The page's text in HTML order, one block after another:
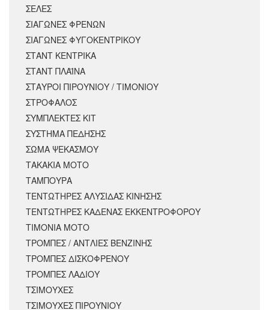
ΣΕΛΕΣ
ΣΙΑΓΩΝΕΣ ΦΡΕΝΩΝ
ΣΙΑΓΩΝΕΣ ΦΥΓΟΚΕΝΤΡΙΚΟΥ
ΣΤΑΝΤ ΚΕΝΤΡΙΚΑ
ΣΤΑΝΤ ΠΛΑΪΝΑ
ΣΤΑΥΡΟΙ ΠΙΡΟΥΝΙΟΥ / ΤΙΜΟΝΙΟΥ
ΣΤΡΟΦΑΛΟΣ
ΣΥΜΠΛΕΚΤΕΣ ΚΙΤ
ΣΥΣΤΗΜΑ ΠΕΔΗΣΗΣ
ΣΩΜΑ ΨΕΚΑΣΜΟΥ
ΤΑΚΑΚΙΑ ΜΟΤΟ
ΤΑΜΠΟΥΡΑ
ΤΕΝΤΩΤΗΡΕΣ ΑΛΥΣΙΔΑΣ ΚΙΝΗΣΗΣ
ΤΕΝΤΩΤΗΡΕΣ ΚΑΔΕΝΑΣ ΕΚΚΕΝΤΡΟΦΟΡΟΥ
ΤΙΜΟΝΙΑ ΜΟΤΟ
ΤΡΟΜΠΕΣ / ΑΝΤΛΙΕΣ ΒΕΝΖΙΝΗΣ
ΤΡΟΜΠΕΣ ΔΙΣΚΟΦΡΕΝΟΥ
ΤΡΟΜΠΕΣ ΛΑΔΙΟΥ
ΤΣΙΜΟΥΧΕΣ
ΤΣΙΜΟΥΧΕΣ ΠΙΡΟΥΝΙΟΥ